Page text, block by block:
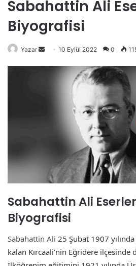
Sabahattin Ali
Biyografisi
Yazar
Bir
göndermek
10 Eylül 2022 0
Sabahattin Ali
Biyografisi
Sabahattin Ali 25 Şubat 1907
kalan Kırcaali’nin Eğridere ilçesinde